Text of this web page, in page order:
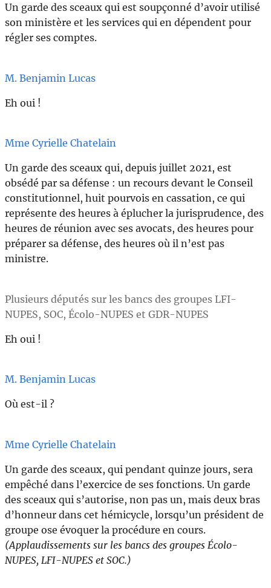
Un garde des sceaux qui est soupçonné d’avoir utilisé
son ministère et les services qui en dépendent pour
régler ses comptes.
M. Benjamin Lucas
Eh oui !
Mme Cyrielle Chatelain
Un garde des sceaux qui, depuis juillet 2021, est
obsédé par sa défense : un recours devant le Conseil
constitutionnel, huit pourvois en cassation, ce qui
représente des heures à éplucher la jurisprudence, des
heures de réunion avec ses avocats, des heures pour
préparer sa défense, des heures où il n’est pas
ministre.
Plusieurs députés sur les bancs des groupes LFI-
NUPES, SOC, Écolo-NUPES et GDR-NUPES
Eh oui !
M. Benjamin Lucas
Où est-il ?
Mme Cyrielle Chatelain
Un garde des sceaux, qui pendant quinze jours, sera
empêché dans l’exercice de ses fonctions. Un garde
des sceaux qui s’autorise, non pas un, mais deux bras
d’honneur dans cet hémicycle, lorsqu’un président de
groupe ose évoquer la procédure en cours.
(Applaudissements sur les bancs des groupes Écolo-
NUPES, LFI-NUPES et SOC.)